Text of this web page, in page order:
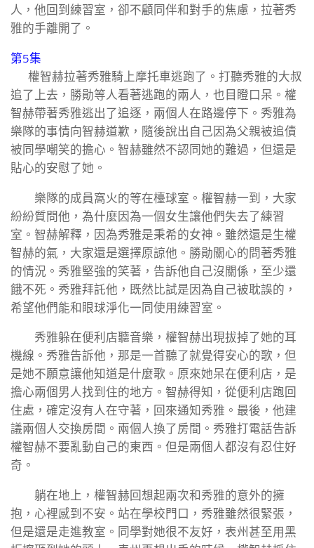
人，他回到練習室，卻不顧同伴和對手的焦慮，拉著秀
雅的手離開了。
第5集
權智赫拉著秀雅騎上摩托車逃跑了。打聽秀雅的大叔
追了上去，勝勛等人看著逃跑的兩人，也目瞪口呆。權
智赫帶著秀雅逃出了追逐，兩個人在路邊停下。秀雅為
樂隊的事情向智赫道歉，隨後說出自己因為父親被追債
被同學嘲笑的擔心。智赫雖然不認同她的難過，但還是
貼心的安慰了她。
樂隊的成員窩火的等在檯球室。權智赫一到，大家
紛紛質問他，為什麼因為一個女生讓他們失去了練習
室。智赫解釋，因為秀雅是秉希的女神。雖然還是生權
智赫的氣，大家還是選擇原諒他。勝勛關心的問著秀雅
的情況。秀雅堅強的笑著，告訴他自己沒關係，至少還
餓不死。秀雅拜託他，既然比試是因為自己被耽誤的，
希望他們能和眼球淨化一同使用練習室。
秀雅躲在便利店聽音樂，權智赫出現拔掉了她的耳
機線。秀雅告訴他，那是一首聽了就覺得安心的歌，但
是她不願意讓他知道是什麼歌。原來她呆在便利店，是
擔心兩個男人找到住的地方。智赫得知，從便利店跑回
住處，確定沒有人在守著，回來通知秀雅。最後，他建
議兩個人交換房間。兩個人換了房間。秀雅打電話告訴
權智赫不要亂動自己的東西。但是兩個人都沒有忍住好
奇。
躺在地上，權智赫回想起兩次和秀雅的意外的擁
抱，心裡感到不安。站在學校門口，秀雅雖然很緊張，
但是還是走進教室。同學對她很不友好，表州甚至用黑